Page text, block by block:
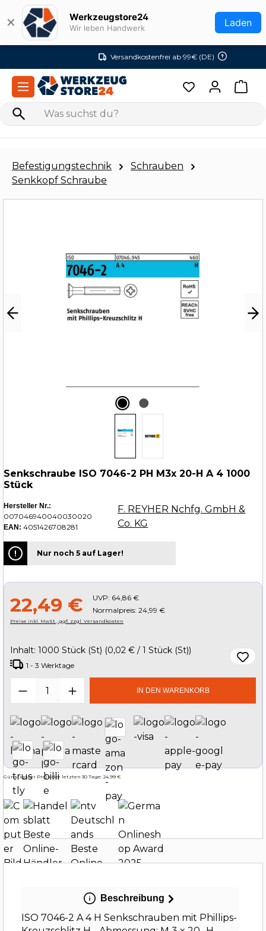
Zum Hauptinhalt springen
✕ Werkzeugstore24
Wir leben Handwerk Laden
Versandkostenfrei ab 99€ (DE)
Befestigungstechnik
Schrauben
Senkkopf Schraube
Senkschraube ISO 7046-2 PH M3x 20-H A 4 1000
Stück
Hersteller Nr.:
007046940040030020
EAN: 4051426708281
F. REYHER Nchfg. GmbH &
Co. KG
Nur noch 5 auf Lager!
22,49 € UVP: 64,86 €
Normalpreis: 24,99 €
Preise inkl. MwSt., ggf. zzgl. Versandkosten
Inhalt: 1000 Stück (St) (0,02 € / 1 Stück (St))
1 - 3 Werktage
Produkt Anzahl: Gib denIN DEN WARENKORB
Günstigster Preis der letzten 30 Tage: 24,99 €
Beschreibung
ISO 7046-2 A 4 H Senkschrauben mit Phillips-